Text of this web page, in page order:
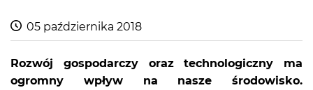
05 października 2018
Rozwój gospodarczy oraz technologiczny ma
ogromny wpływ na nasze środowisko.